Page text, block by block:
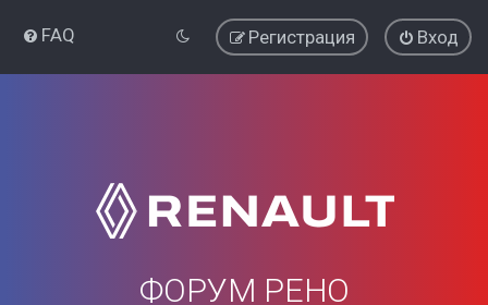
FAQ Вход
Регистрация
ФОРУМ РЕНО